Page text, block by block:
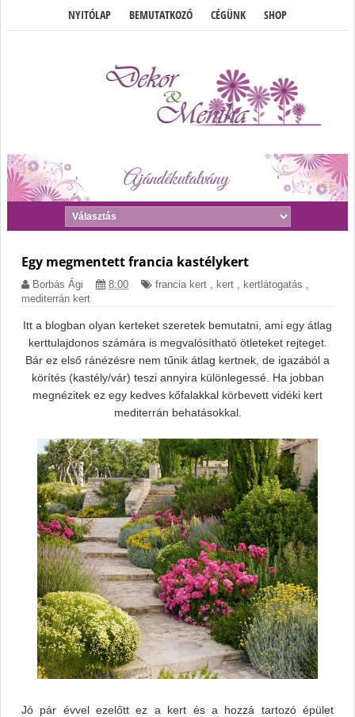
NYITÓLAP BEMUTATKOZÓ CÉGÜNK SHOP
Egy megmentett francia kastélykert
Borbás Ági 8:00 francia kert , kert , kertlátogatás ,
mediterrán kert
Itt a blogban olyan kerteket szeretek bemutatni, ami egy átlag
kerttulajdonos számára is megvalósítható ötleteket rejteget.
Bár ez első ránézésre nem tűnik átlag kertnek, de igazából a
körítés (kastély/vár) teszi annyira különlegessé. Ha jobban
megnézitek ez egy kedves kőfalakkal körbevett vidéki kert
mediterrán behatásokkal.
Jó pár évvel ezelőtt ez a kert és a hozzá tartozó épület